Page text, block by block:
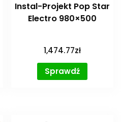
Instal-Projekt Pop Star
Electro 980×500
1,474.77zł
Sprawdź